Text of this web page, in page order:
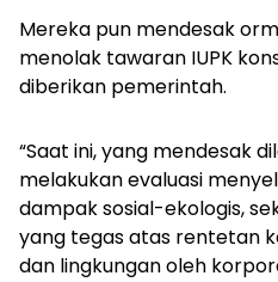
Mereka pun mendesak
menolak tawaran IUPK
diberikan pemerintah.
“Saat ini, yang mendesak
melakukan evaluasi
dampak sosial-ekologis,
yang tegas atas rentetan
dan lingkungan oleh